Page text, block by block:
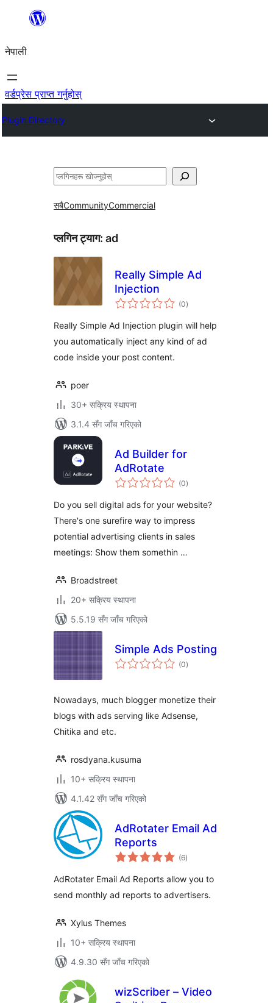
सामग्रीमा
नेपाली
वर्डप्रेस प्राप्त गर्नुहोस्
Plugin Directory
खोज्नुहोस्
सबैCommunityCommercial
प्लगिन ट्याग: ad
Really Simple Ad
Injection
(0कुल
रेटिङ्गहरू
)
Really Simple Ad Injection plugin will help
you automatically inject any kind of ad
code inside your post content.
poer
30+ सक्रिय स्थापना
3.1.4 सँग जाँच गरिएको
Ad Builder for
AdRotate
(0कुल
रेटिङ्गहरू
)
Do you sell digital ads for your website?
There's one surefire way to impress
potential advertising clients in sales
meetings: Show them somethin …
Broadstreet
20+ सक्रिय स्थापना
5.5.19 सँग जाँच गरिएको
Simple Ads Posting
(0कुल
रेटिङ्गहरू
)
Nowadays, much blogger monetize their
blogs with ads serving like Adsense,
Chitika and etc.
rosdyana.kusuma
10+ सक्रिय स्थापना
4.1.42 सँग जाँच गरिएको
AdRotater Email Ad
Reports
(6कुल
रेटिङ्गहरू
)
AdRotater Email Ad Reports allow you to
send monthly ad reports to advertisers.
Xylus Themes
10+ सक्रिय स्थापना
4.9.30 सँग जाँच गरिएको
wizScriber – Video